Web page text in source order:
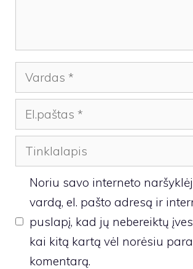
Vardas
El.paštas
Tinklalapis
Noriu savo interneto
vardą, el. pašto adresą ir
puslapį, kad jų nebereiktų
kai kitą kartą vėl norėsiu
komentarą.